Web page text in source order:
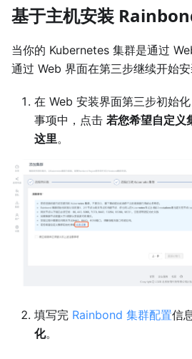
基于主机安装
当你的 Kubernetes 集群是通过
通过 Web 界面在第三步继续开始安
在 Web 安装界面第三步初始
事项中，点击 若您希望自定义
这里。
填写完 Rainbond 集群配置信
化。